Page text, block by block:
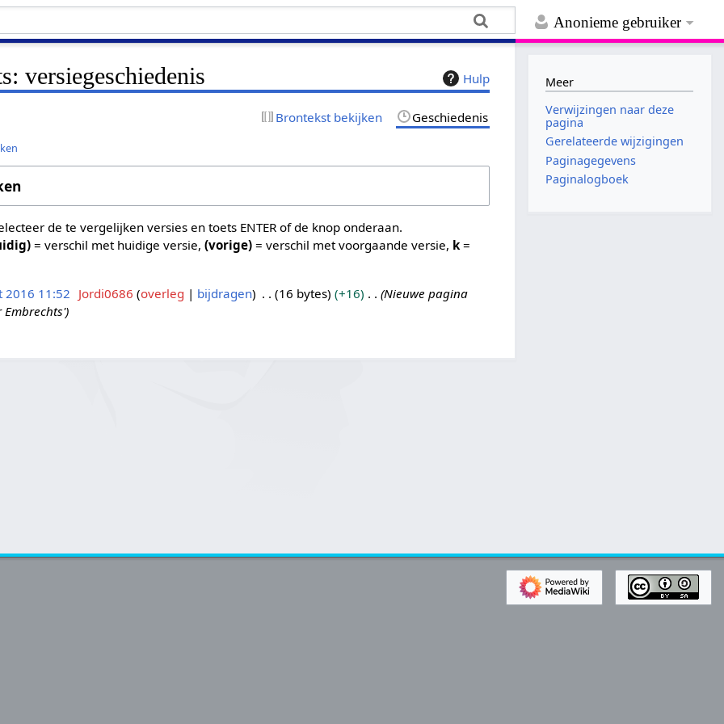
Anonieme gebruiker
Hulp
versiegeschiedenis
Brontekst bekijken Geschiedenis
de te vergelijken versies en toets ENTER of de knop onderaan.
= verschil met huidige versie,(vorige) = verschil met voorgaande versie, k =
2016 11:52 Jordi0686 overleg bijdragen 16 bytes +16
Nieuwe pagina
Meer
Verwijzingen naar deze
pagina
Gerelateerde wijzigingen
Paginagegevens
Paginalogboek